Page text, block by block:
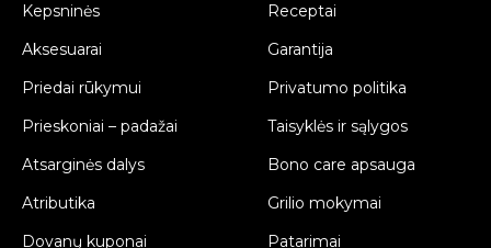
Kepsninės
Aksesuarai
Priedai rūkymui
Prieskoniai – padažai
Atsarginės dalys
Atributika
Dovanų kuponai
Receptai
Garantija
Privatumo politika
Taisyklės ir sąlygos
Bono care apsauga
Grilio mokymai
Patarimai